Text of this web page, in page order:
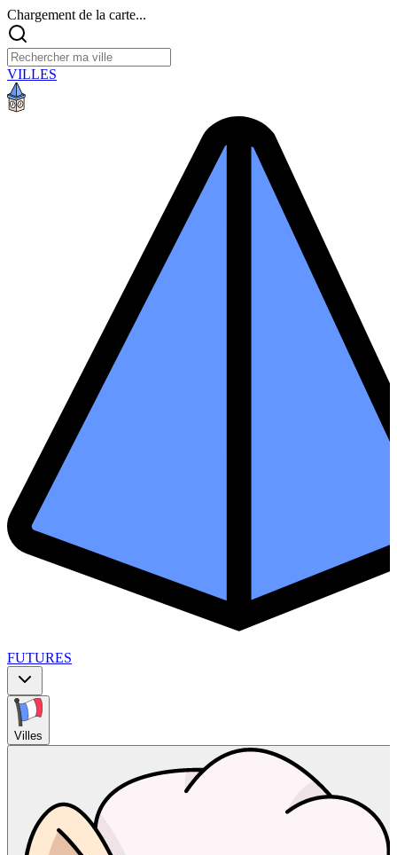
Chargement de la carte...
VILLES
FUTURES
Villes